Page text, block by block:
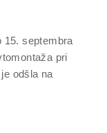
15. septembra
pri
odšla na